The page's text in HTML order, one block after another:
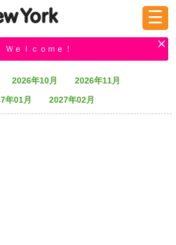
教えて！
☰
Ｗｅｌｃｏｍｅ！
2026年10月
2026年11月
年01月 2027年02月